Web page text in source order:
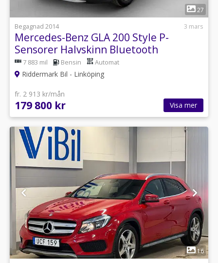
1
27
Begagnad 2014
3 mars
Mercedes-Benz GLA 200 Style P-
Sensorer Halvskinn Bluetooth
7 883 mil Bensin Automat
Riddermark Bil - Linköping
fr. 2 913 kr/mån
179 800 kr Visa mer
1
16